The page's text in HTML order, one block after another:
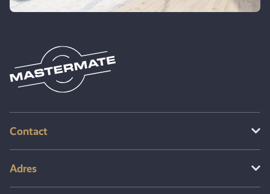
Contact
Adres